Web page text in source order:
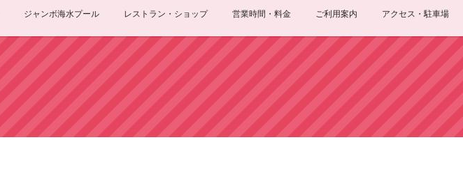
ジャンボ海水プール レストラン・ショップ 営業時間・料金 ご利用案内 アクセス・駐車場